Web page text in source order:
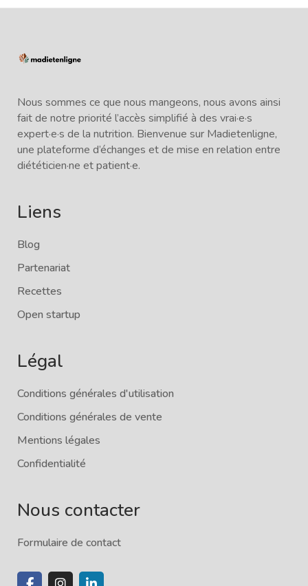
Nous sommes ce que nous mangeons, nous avons ainsi
fait de notre priorité l’accès simplifié à des vrai·e·s
expert·e·s de la nutrition. Bienvenue sur Madietenligne,
une plateforme d’échanges et de mise en relation entre
diététicien·ne et patient·e.
Liens
Blog
Partenariat
Recettes
Open startup
Légal
Conditions générales d'utilisation
Conditions générales de vente
Mentions légales
Confidentialité
Nous contacter
Formulaire de contact